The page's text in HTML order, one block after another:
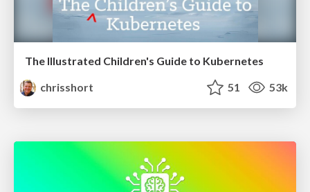
The Illustrated Children's Guide to Kubernetes
chrisshort
51 53k